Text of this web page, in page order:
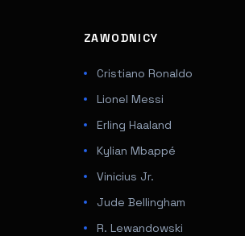
ZAWODNICY
Cristiano Ronaldo
Lionel Messi
Erling Haaland
Kylian Mbappé
Vinicius Jr.
Jude Bellingham
R. Lewandowski